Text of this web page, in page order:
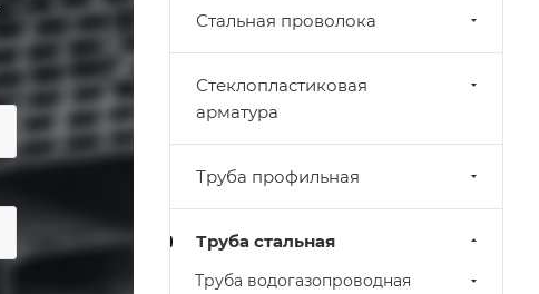
Стальная проволока
Стеклопластиковая
арматура
Труба профильная
Труба стальная
Труба водогазопроводная